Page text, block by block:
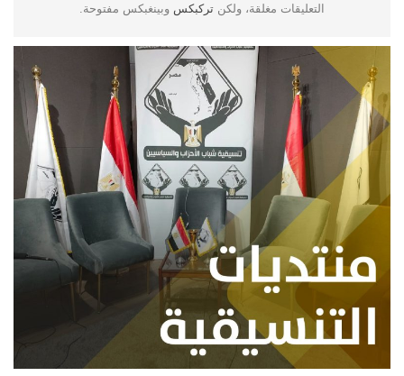
التعليقات مغلقة، ولكن تركبكس وبينغبكس مفتوحة.